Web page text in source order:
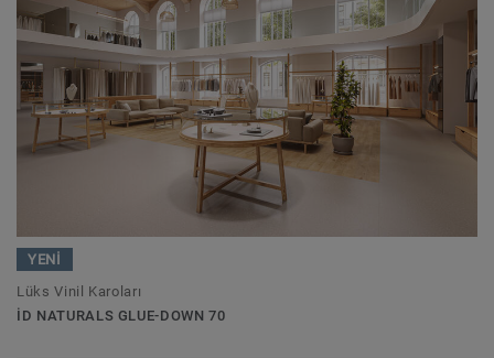
YENİ
Lüks Vinil Karoları
ID NATURALS GLUE-DOWN 70